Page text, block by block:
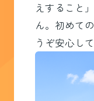
えすること
ん。初めて
うぞ安心し